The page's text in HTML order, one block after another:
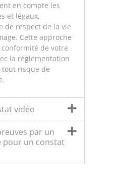
en compte les
et légaux,
de respect de la vie
Cette approche
de votre
la réglementation
risque de
vidéo
par un
pour un constat